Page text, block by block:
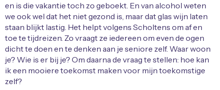
en is die vakantie toch zo geboekt. En van alcohol weten
we ook wel dat het niet gezond is, maar dat glas wijn laten
staan blijkt lastig. Het helpt volgens Scholtens om af en
toe te tijdreizen. Zo vraagt ze iedereen om even de ogen
dicht te doen en te denken aan je seniore zelf. Waar woon
je? Wie is er bij je? Om daarna de vraag te stellen: hoe kan
ik een mooiere toekomst maken voor mijn toekomstige
zelf?